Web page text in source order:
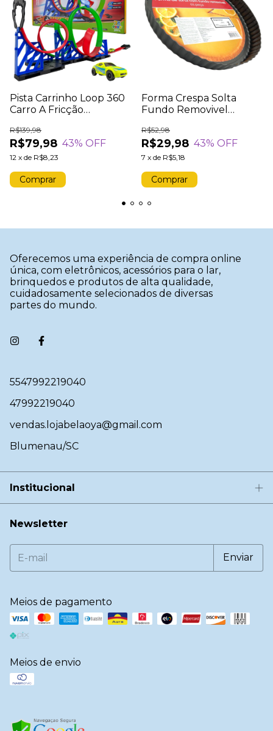
Pista Carrinho Loop 360
Carro A Fricção
Speed Powerful Spin
Way
R$79,98
R$139,98
43% OFF
12 x de R$8,23
Forma Crespa Solta
Fundo Removivel
Carbono Antiaderente
26cm
R$29,98
R$52,98
43% OFF
7 x de R$5,18
Oferecemos uma experiência de compra online
única, com eletrônicos, acessórios para o lar,
brinquedos e produtos de alta qualidade,
cuidadosamente selecionados de diversas
partes do mundo.
5547992219040
47992219040
vendas.lojabelaoya@gmail.com
Blumenau/SC
Institucional
Newsletter
Meios de pagamento
Meios de envio